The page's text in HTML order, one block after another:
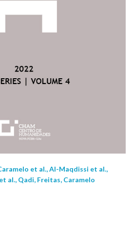
et al., Al-Maqdissi et al.,
al., Qadi, Freitas, Caramelo